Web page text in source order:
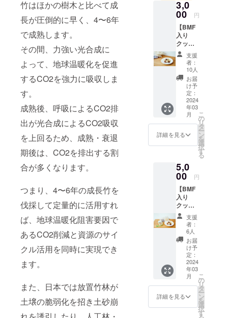
竹はほかの樹木と比べて成
長が圧倒的に早く、4〜6年
で成熟します。
その間、力強い光合成に
よって、地球温暖化を促進
するCO2を強力に吸収しま
す。
成熟後、呼吸によるCO2排
出が光合成によるCO2吸収
を上回るため、成熟・衰退
期後は、CO2を排出する割
合が多くなります。
つまり、4〜6年の成長竹を
伐採して定量的に活用すれ
ば、地球温暖化阻害要因で
あるCO2削減と資源のサイ
クル活用を同時に実現でき
ます。
また、日本では放置竹林が
土壌の脆弱化を招き土砂崩
し、研究開
発に励んで
います。
3,0
00 円
【BMF
入り
クッ
キー 1
箱】 食
物繊維
を豊富
に含む
BMFを
使った
クッ
キーで
す。
100％国
産の小
麦粉
のBMF
を配合
してい
ます。
BMFは
整腸作
用・免
疫賦活
に効果
がある
といわ
れてい
る食物
繊維を
豊富に
含みま
す。 環
支援
者：
10人
お届
け予
定：
2024
年03
月
詳細を見る
こ
の
リ
タ
ー
ン
を
選
択
す
る
5,0
00 円
【BMF
入り
クッ
キー1箱
＋竹ス
プレー1
本】 食
物繊維
を豊富
に含む
BMHを
使った
クッ
キー
と、竹
の抽出
支援
者：
6人
お届
け予
定：
2024
年03
月
詳細を見る
こ
の
リ
タ
ー
ン
を
選
択
す